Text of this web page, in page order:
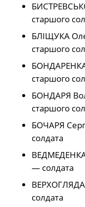
старшого
БЛІЩУКА
старшого
старшого
БОНДАРЯ
старшого
БОЧАРЯ
солдата
ВЕДМЕДЕНКА
— солдата
ВЕРХОГЛЯДА
солдата